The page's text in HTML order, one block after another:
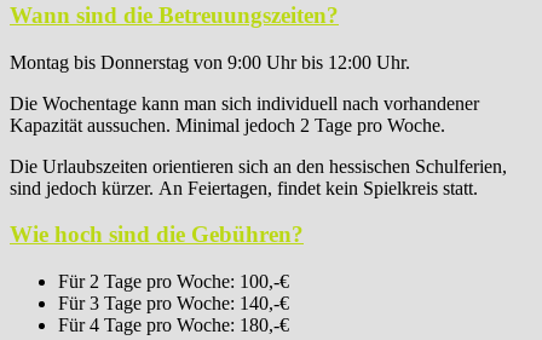
Wann sind die Betreuungszeiten?
Montag bis Donnerstag von 9:00 Uhr bis 12:00 Uhr.
Die Wochentage kann man sich individuell nach vorhandener
Kapazität aussuchen. Minimal jedoch 2 Tage pro Woche.
Die Urlaubszeiten orientieren sich an den hessischen Schulferien,
sind jedoch kürzer. An Feiertagen, findet kein Spielkreis statt.
Wie hoch sind die Gebühren?
Für 2 Tage pro Woche: 100,-€
Für 3 Tage pro Woche: 140,-€
Für 4 Tage pro Woche: 180,-€